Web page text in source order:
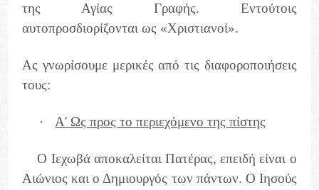
της Αγίας Γραφής. Εντούτοις
αυτοπροσδιορίζονται ως «Χριστιανοί».
Ας γνωρίσουμε μερικές από τις διαφοροποιήσεις
τους:
· Α' Ως προς το περιεχόμενο της πίστης
Ο Ιεχωβά αποκαλείται Πατέρας, επειδή είναι ο
Αιώνιος και ο Δημιουργός των πάντων. Ο Ιησούς